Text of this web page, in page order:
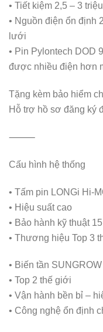
• Tiết kiệm 2,5 – 3
• Nguồn điện ổn định
lưới
• Pin Pylontech DOD
được nhiều điện hơn
Tặng kèm bảo hiểm
Hỗ trợ hồ sơ đăng ký
⸻
Cấu hình hệ thống
• Tấm pin LONGi Hi-
• Hiệu suất cao
• Bảo hành kỹ thuật
• Thương hiệu Top 3
• Biến tần
• Top 2 thế giới
• Vận hành bền bỉ –
• Công nghệ ổn định